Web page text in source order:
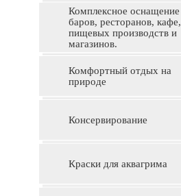
Комплексное оснащение
баров, ресторанов, кафе,
пищевых производств и
магазинов.
Комфортный отдых на
природе
Консервирование
Краски для аквагрима